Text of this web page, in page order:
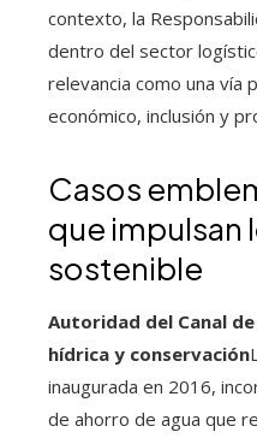
contexto, la
dentro del sector
relevancia como una vía
económico, inclusión y
Casos
que impulsan
sostenible
Autoridad del Canal de
hídrica y conservación
inaugurada en 2016,
de ahorro de agua que